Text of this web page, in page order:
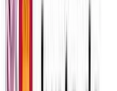
máximo de 25
en espacios al aire
1/3 del aforo y sin